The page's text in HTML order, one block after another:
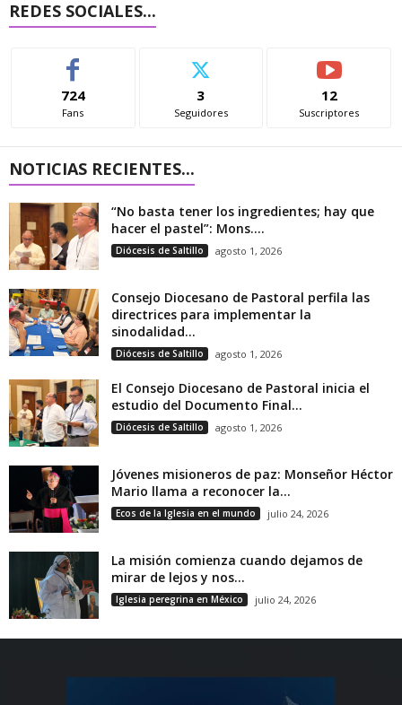
REDES SOCIALES...
724
Fans
3
Seguidores
12
Suscriptores
NOTICIAS RECIENTES...
“No basta tener los ingredientes; hay que
hacer el pastel”: Mons....
Diócesis de Saltillo agosto 1, 2026
Consejo Diocesano de Pastoral perfila las
directrices para implementar la
sinodalidad...
Diócesis de Saltillo agosto 1, 2026
El Consejo Diocesano de Pastoral inicia el
estudio del Documento Final...
Diócesis de Saltillo agosto 1, 2026
Jóvenes misioneros de paz: Monseñor Héctor
Mario llama a reconocer la...
Ecos de la Iglesia en el mundo julio 24, 2026
La misión comienza cuando dejamos de
mirar de lejos y nos...
Iglesia peregrina en México julio 24, 2026